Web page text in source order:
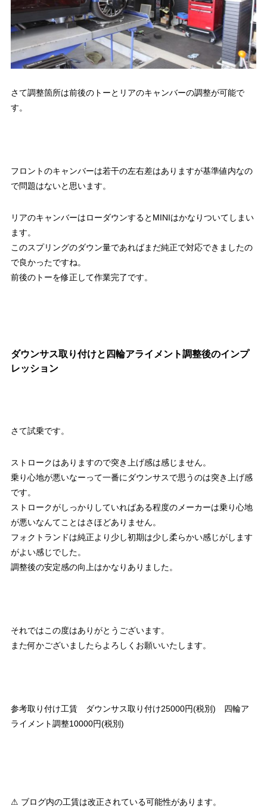
さて調整箇所は前後のトーとリアのキャンバーの調整が可能で
す。
フロントのキャンバーは若干の左右差はありますが基準値内なの
で問題はないと思います。
リアのキャンバーはローダウンするとMINIはかなりついてしまい
ます。
このスプリングのダウン量であればまだ純正で対応できましたの
で良かったですね。
前後のトーを修正して作業完了です。
ダウンサス取り付けと四輪アライメント調整後のインプ
レッション
さて試乗です。
ストロークはありますので突き上げ感は感じません。
乗り心地が悪いなーって一番にダウンサスで思うのは突き上げ感
です。
ストロークがしっかりしていればある程度のメーカーは乗り心地
が悪いなんてことはさほどありません。
フォクトランドは純正より少し初期は少し柔らかい感じがします
がよい感じでした。
調整後の安定感の向上はかなりありました。
それではこの度はありがとうございます。
また何かございましたらよろしくお願いいたします。
参考取り付け工賃 ダウンサス取り付け25000円(税別) 四輪ア
ライメント調整10000円(税別)
⚠ ブログ内の工賃は改正されている可能性があります。